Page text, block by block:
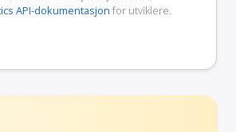
API-dokumentasjon for utviklere.